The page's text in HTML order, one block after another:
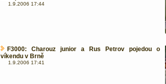
1.9.2006 17:44
F3000: Charouz junior a Rus Petrov pojedou o
víkendu v Brně
1.9.2006 17:41